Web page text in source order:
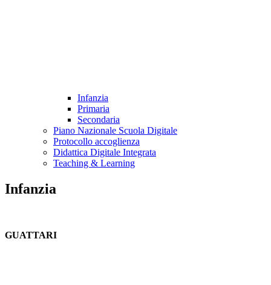
Infanzia
Primaria
Secondaria
Piano Nazionale Scuola Digitale
Protocollo accoglienza
Didattica Digitale Integrata
Teaching & Learning
Infanzia
GUATTARI